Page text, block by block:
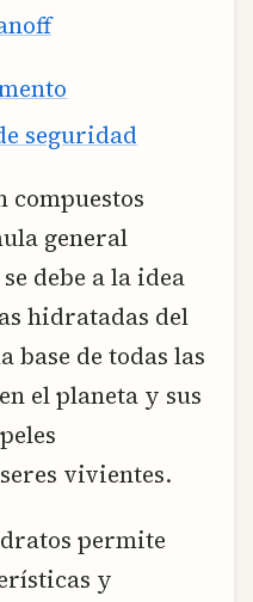
seguridad
compuestos
general
debe a la idea
hidratadas del
base de todas las
el planeta y sus
vivientes.
permite
y